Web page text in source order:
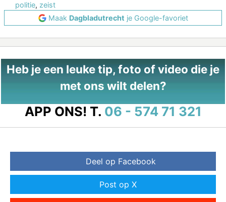
politie, zeist
Maak Dagbladutrecht je Google-favoriet
Heb je een leuke tip, foto of video die je
met ons wilt delen?
APP ONS! T. 06 - 574 71 321
Deel op Facebook
Post op X